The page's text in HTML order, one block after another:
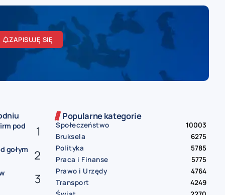
ZAPISUJĘ SIĘ
pod
gołym
Popularne kategorie
Społeczeństwo
10003
Bruksela
6275
Polityka
5785
Praca i Finanse
5775
Prawo i Urzędy
4764
Transport
4249